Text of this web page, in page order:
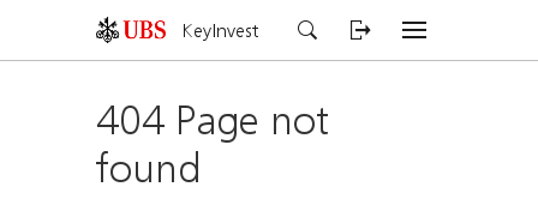
KeyInvest
404 Page not
found